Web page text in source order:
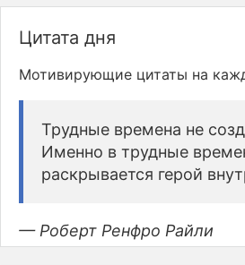
Цитата дня
Мотивирующие цитаты на
Трудные времена не
Именно в трудные
раскрывается герой
— Роберт Ренфро Райли